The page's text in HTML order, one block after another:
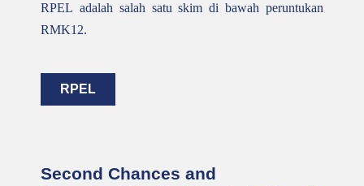
RPEL adalah salah satu skim di bawah peruntukan
RMK12.
RPEL
Second Chances and